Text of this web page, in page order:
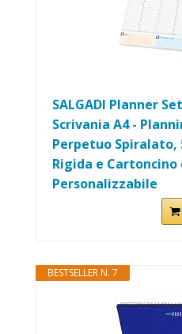
SALGADI Planner
Scrivania A4 -
Perpetuo Spiralato,
Rigida e
Personalizzabile
BESTSELLER N. 7